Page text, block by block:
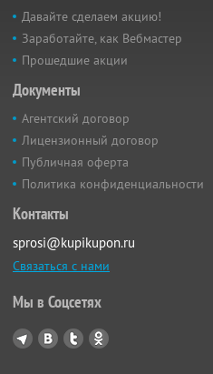
Давайте сделаем акцию!
Заработайте, как Вебмастер
Прошедшие акции
Документы
Агентский договор
Лицензионный договор
Публичная оферта
Политика конфиденциальности
Контакты
sprosi@kupikupon.ru
Связаться с нами
Мы в Соцсетях